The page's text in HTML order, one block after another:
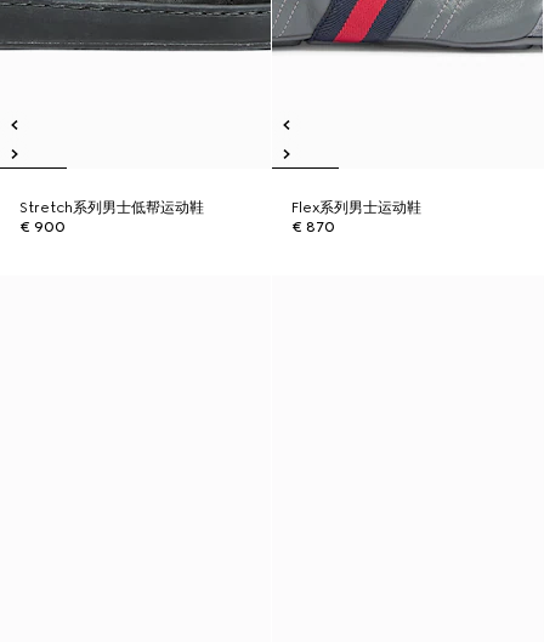
Stretch系列男士低帮运动鞋
€ 900
Flex系列男士运动鞋
€ 870